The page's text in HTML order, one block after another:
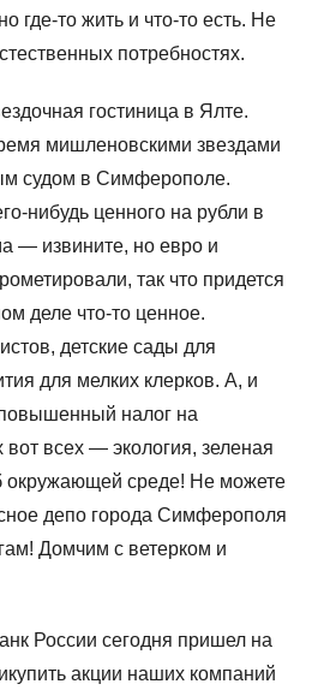
где-то жить и что-то есть. Не
потребностях.
гостиница в Ялте.
мишленовскими звездами
судом в Симферополе.
нибудь ценного на рубли в
— извините, но евро и
так что придется
деле что-то ценное.
детские сады для
для мелких клерков. А, и
налог на
всех — экология, зеленая
окружающей среде! Не можете
депо города Симферополя
Домчим с ветерком и
России сегодня пришел на
акции наших компаний